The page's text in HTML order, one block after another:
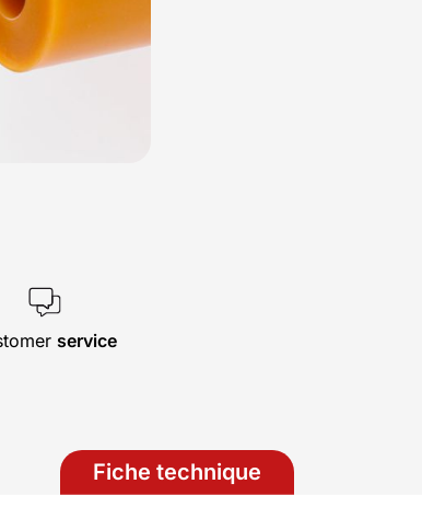
service
Fiche technique